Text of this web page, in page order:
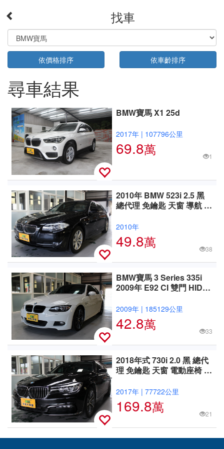
找車
依價格排序 依車齡排序
尋車結果
BMW寶馬 X1 25d
2017年 | 107796公里
69.8萬 1
2010年 BMW 523i 2.5 黑
總代理 免鑰匙 天窗 導航 倒
2010年
49.8萬 38
BMW寶馬 3 Series 335i
2009年 E92 CI 雙門 HID頭
2009年 | 185129公里
42.8萬 33
2018年式 730i 2.0 黑 總代
理 免鑰匙 天窗 電動座椅 定
2017年 |77722公里
169.8萬 21